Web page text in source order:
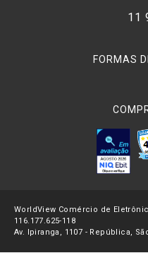
11
FORMAS
WorldView Comércio de
116.177.625-118
Av. Ipiranga, 1107 - República,